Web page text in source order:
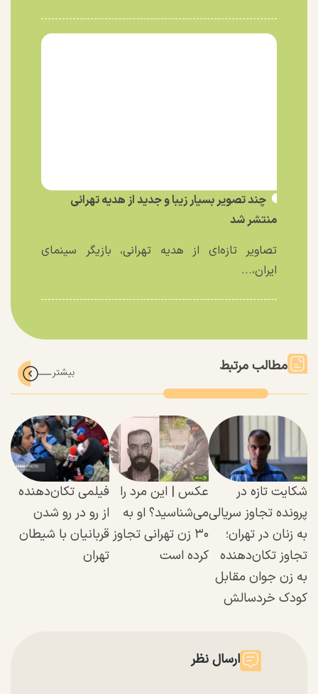
چند تصویر بسیار زیبا و جدید از هدیه تهرانی
منتشر شد
تصاویر تازه‌ای از هدیه تهرانی، بازیگر سینمای
ایران،...
مطالب مرتبط
شکایت تازه در
پرونده تجاوز سریالی
به زنان در تهران؛‌
تجاوز تکان‌دهنده
به زن جوان مقابل
کودک خردسالش
عکس | این مرد را
می‌شناسید؟ او به
۳۰ زن تهرانی تجاوز
کرده است
فیلمی تکان‌دهنده
از رو در رو شدن
قربانیان با شیطان
تهران
ارسال نظر